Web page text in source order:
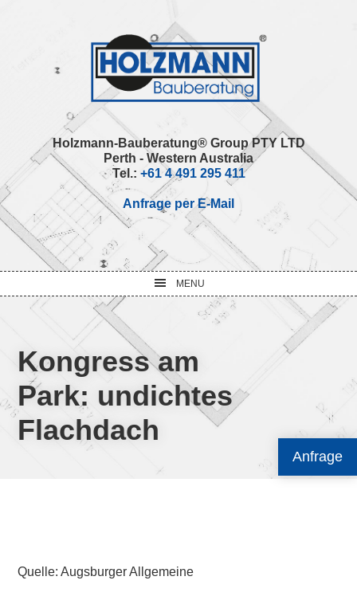
Anfrage
navigation
Holzmann-Bauberatung® Group PTY LTD
Perth - Western Australia
Tel.: +61 4 491 295 411
Anfrage per E-Mail
MENU
Kongress am
Park: undichtes
Flachdach
Quelle: Augsburger Allgemeine